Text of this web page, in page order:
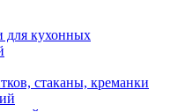
для кухонных
стаканы, креманки